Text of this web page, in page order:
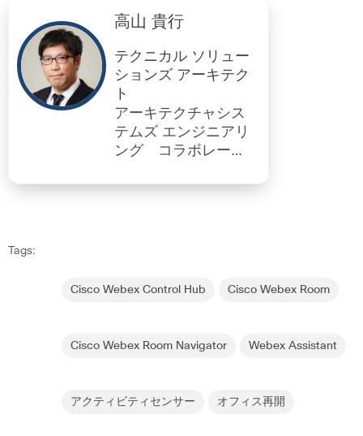
高山 貴行
テクニカル ソリュー
ションズ アーキテク
ト
アーキテクチャシス
テムズ エンジニアリ
ング コラボレーシ
Tags:
Cisco Webex Control Hub Cisco Webex Room
Cisco Webex Room Navigator Webex Assistant
アクティビティセンサー オフィス再開